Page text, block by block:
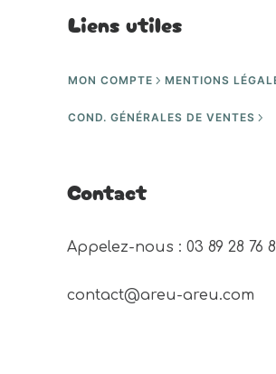
Liens utiles
MON COMPTE MENTIONS
COND. GÉNÉRALES DE VENTES
Contact
Appelez-nous : 03 89 28 76
contact@areu-areu.com